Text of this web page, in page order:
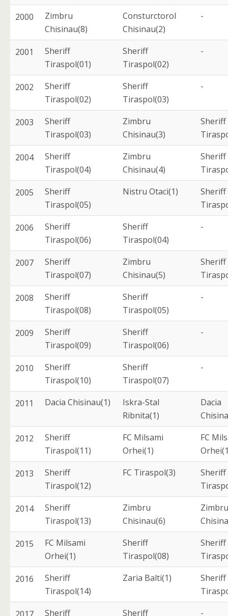
2000
Zimbru
Chisinau(8)
Consturctorol
Chisinau(2)
-
2001
Sheriff
Tiraspol(01)
Sheriff
Tiraspol(02)
-
2002
Sheriff
Tiraspol(02)
Sheriff
Tiraspol(03)
-
2003
Sheriff
Tiraspol(03)
Zimbru
Chisinau(3)
Sheriff
2004
Sheriff
Tiraspol(04)
Zimbru
Chisinau(4)
Sheriff
2005
Sheriff
Tiraspol(05)
Nistru Otaci(1)
Sheriff
2006
Sheriff
Tiraspol(06)
Sheriff
Tiraspol(04)
-
2007
Sheriff
Tiraspol(07)
Zimbru
Chisinau(5)
Sheriff
2008
Sheriff
Tiraspol(08)
Sheriff
Tiraspol(05)
-
2009
Sheriff
Tiraspol(09)
Sheriff
Tiraspol(06)
-
2010
Sheriff
Tiraspol(10)
Sheriff
Tiraspol(07)
-
2011 Dacia Chisinau(1)
Iskra-Stal
Ribnita(1)
Dacia
2012
Sheriff
Tiraspol(11)
FC Milsami
Orhei(1)
FC
2013
Sheriff
Tiraspol(12)
FC Tiraspol(3)
Sheriff
2014
Sheriff
Tiraspol(13)
Zimbru
Chisinau(6)
Zimbru
2015
FC Milsami
Orhei(1)
Sheriff
Tiraspol(08)
Sheriff
2016
Sheriff
Tiraspol(14)
Zaria Balti(1)
Sheriff
2017 Sheriff Sheriff -